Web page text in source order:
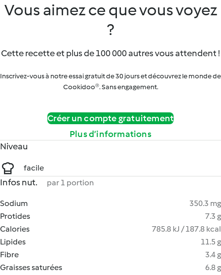
Vous aimez ce que vous voyez
?
Cette recette et plus de 100 000 autres vous attendent !
Inscrivez-vous à notre essai gratuit de 30 jours et découvrez le monde de
Cookidoo®. Sans engagement.
Créer un compte gratuitement
Plus d’informations
Niveau
facile
Infos nut. par 1 portion
Sodium
350.3 mg
Protides
7.3 g
Calories
785.8 kJ / 187.8 kcal
Lipides
11.5 g
Fibre
3.4 g
Graisses saturées
6.8 g